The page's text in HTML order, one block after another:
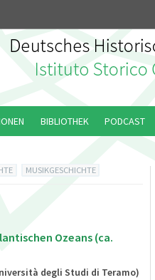
MUSIKGESCHICHTE
Ozeans (ca.
degli Studi di Teramo)
BIBLIOTHEK PODCAST